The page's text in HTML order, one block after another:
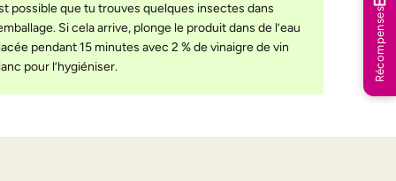
possible que tu trouves quelques insectes dans
Si cela arrive, plonge le produit dans de l’eau
pendant 15 minutes avec 2 % de vinaigre de vin
pour l’hygiéniser.
Récompenses